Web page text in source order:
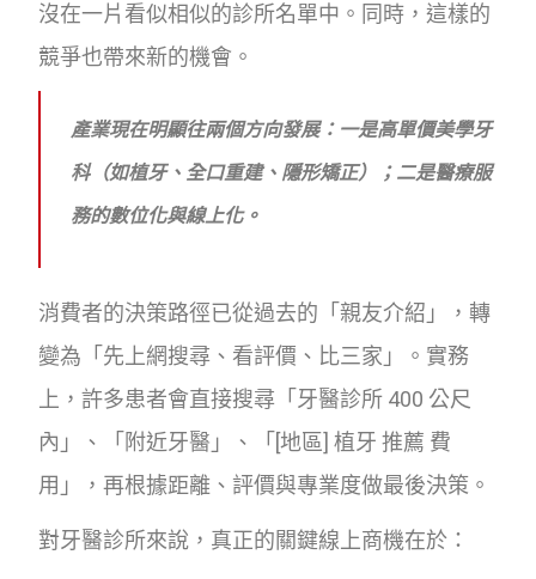
沒在一片看似相似的診所名單中。同時，這樣的
競爭也帶來新的機會。
產業現在明顯往兩個方向發展：一是高單價美學牙
科（如植牙、全口重建、隱形矯正）；二是醫療服
務的數位化與線上化。
消費者的決策路徑已從過去的「親友介紹」，轉
變為「先上網搜尋、看評價、比三家」。實務
上，許多患者會直接搜尋「牙醫診所 400 公尺
內」、「附近牙醫」、「[地區] 植牙 推薦 費
用」，再根據距離、評價與專業度做最後決策。
對牙醫診所來說，真正的關鍵線上商機在於：